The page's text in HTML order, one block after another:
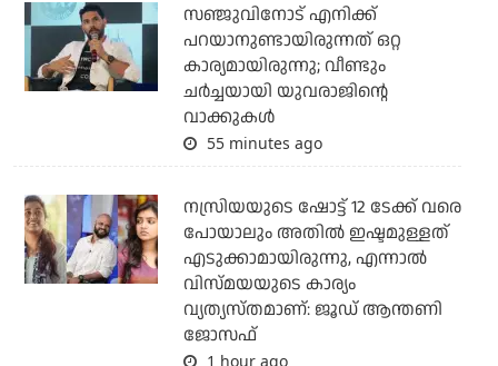
സഞ്ജുവിനോട് എനിക്ക്
പറയാനുണ്ടായിരുന്നത് ഒറ്റ
കാര്യമായിരുന്നു; വീണ്ടും
ചര്‍ച്ചയായി യുവരാജിന്റെ
വാക്കുകള്‍
55 minutes ago
നസ്രിയയുടെ ഷോട്ട് 12 ടേക്ക് വരെ
പോയാലും അതില്‍ ഇഷ്ടമുള്ളത്
എടുക്കാമായിരുന്നു, എന്നാല്‍
വിസ്മയയുടെ കാര്യം
വ്യത്യസ്തമാണ്: ജൂഡ് ആന്തണി
ജോസഫ്
1 hour ago